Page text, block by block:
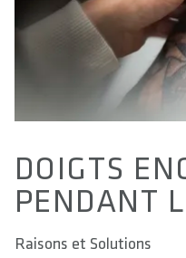
DOIGTS
PENDANT
Raisons et Solutions